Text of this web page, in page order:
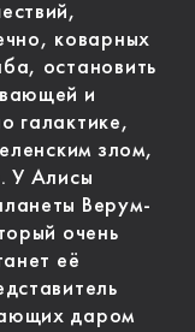
коварных
остановить
и
галактике,
злом,
У Алисы
Верум-
очень
её
даром